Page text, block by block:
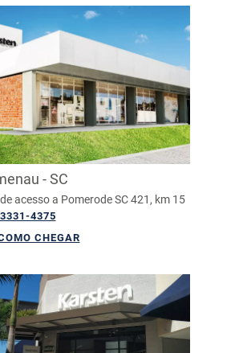
- SC
acesso a Pomerode SC 421, km 15
4375
CHEGAR